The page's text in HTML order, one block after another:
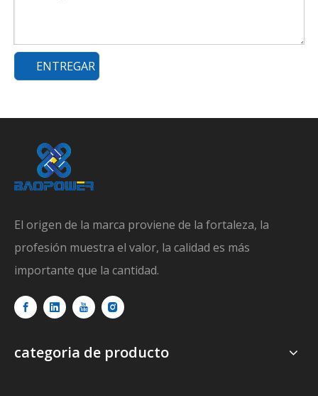
ENTREGAR
El origen de la marca proviene de la fortaleza, la
profesión muestra el valor, la calidad es más
importante que la cantidad.
categoria de producto